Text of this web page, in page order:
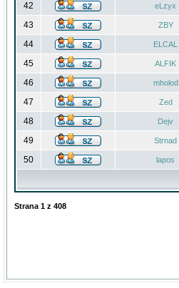
42 eLzyx
43 ZBY
44 ELCAL
45 ALFIK
46 mholod
47 Zed
48 Dejv
49 Strnad
50 lapos
Strana 1 z 408